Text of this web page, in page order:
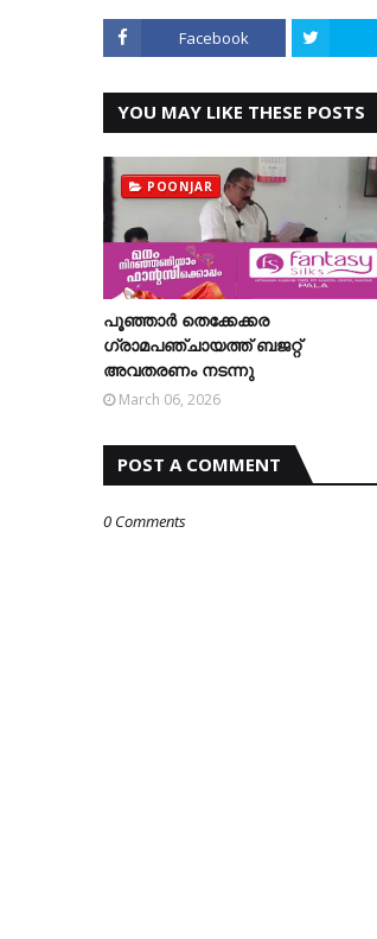
Facebook
YOU MAY LIKE THESE POSTS
POONJAR
പൂഞ്ഞാര്‍ തെക്കേക്കര
ഗ്രാമപഞ്ചായത്ത് ബജറ്റ്
അവതരണം നടന്നു
March 06, 2026
POST A COMMENT
0 Comments